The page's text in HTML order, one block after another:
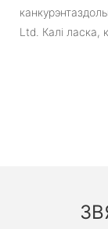
Ltd. Калі ласка,